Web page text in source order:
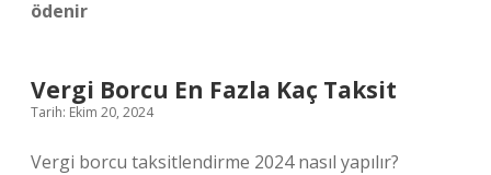
ödenir
Vergi Borcu En Fazla Kaç Taksit
Tarih: Ekim 20, 2024
Vergi borcu taksitlendirme 2024 nasıl yapılır?